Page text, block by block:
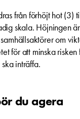
från förhöjt hot (3)
skala. Höjningen
om
för att minska risken
inträffa.
du agera